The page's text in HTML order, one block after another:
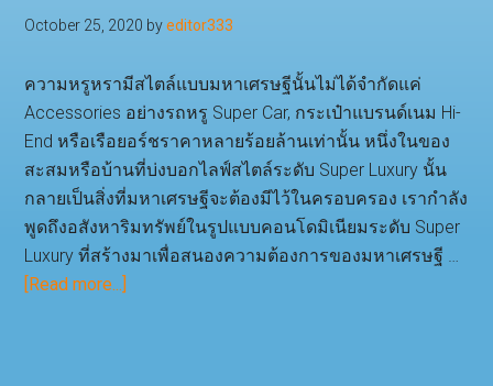
ทำ
ตาม
แล้ว
รวย
แน่
October 25, 2020 byeditor333
ความหรูหรามีสไตล์แบบมหาเศรษฐีนั้นไม่ได้จำกัดแค่
Accessories อย่างรถหรู Super Car, กระเป๋าแบรนด์เนม Hi-
End หรือเรือยอร์ชราคาหลายร้อยล้านเท่านั้น หนึ่งในของ
สะสมหรือบ้านที่บ่งบอกไลฟ์สไตล์ระดับ Super Luxury นั้น
กลายเป็นสิ่งที่มหาเศรษฐีจะต้องมีไว้ในครอบครอง เรากำลัง
พูดถึงอสังหาริมทรัพย์ในรูปแบบคอนโดมิเนียมระดับ Super
Luxury ที่สร้างมาเพื่อสนองความต้องการของมหาเศรษฐี …
[Read more...]